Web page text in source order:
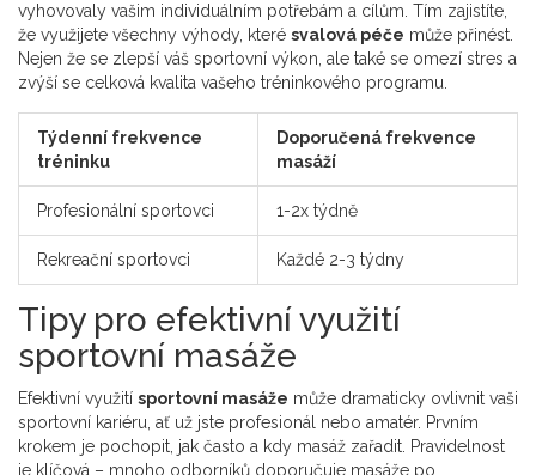
vyhovovaly vašim individuálním potřebám a cílům. Tím zajistíte,
že využijete všechny výhody, které svalová péče může přinést.
Nejen že se zlepší váš sportovní výkon, ale také se omezí stres a
zvýší se celková kvalita vašeho tréninkového programu.
Týdenní frekvence
tréninku
Doporučená frekvence
masáží
Profesionální sportovci 1-2x týdně
Rekreační sportovci Každé 2-3 týdny
Tipy pro efektivní využití
sportovní masáže
Efektivní využití sportovní masáže může dramaticky ovlivnit vaši
sportovní kariéru, ať už jste profesionál nebo amatér. Prvním
krokem je pochopit, jak často a kdy masáž zařadit. Pravidelnost
je klíčová – mnoho odborníků doporučuje masáže po